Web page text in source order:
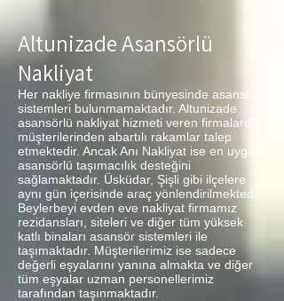
Altunizade Asansörlü
Nakliyat
Her nakliye firmasının bünyesinde asansör
sistemleri bulunmamaktadır. Altunizade
asansörlü nakliyat hizmeti veren firmalarda
müşterilerinden abartılı rakamlar talep
etmektedir. Ancak Anı Nakliyat ise en uygun
asansörlü taşımacılık desteğini
sağlamaktadır. Üsküdar, Şişli gibi ilçelere
aynı gün içerisinde araç yönlendirilmektedir.
Beylerbeyi evden eve nakliyat firmamız
rezidansları, siteleri ve diğer tüm yüksek
katlı binaları asansör sistemleri ile
taşımaktadır. Müşterilerimiz ise sadece
değerli eşyalarını yanına almakta ve diğer
tüm eşyalar uzman personellerimiz
tarafından taşınmaktadır.